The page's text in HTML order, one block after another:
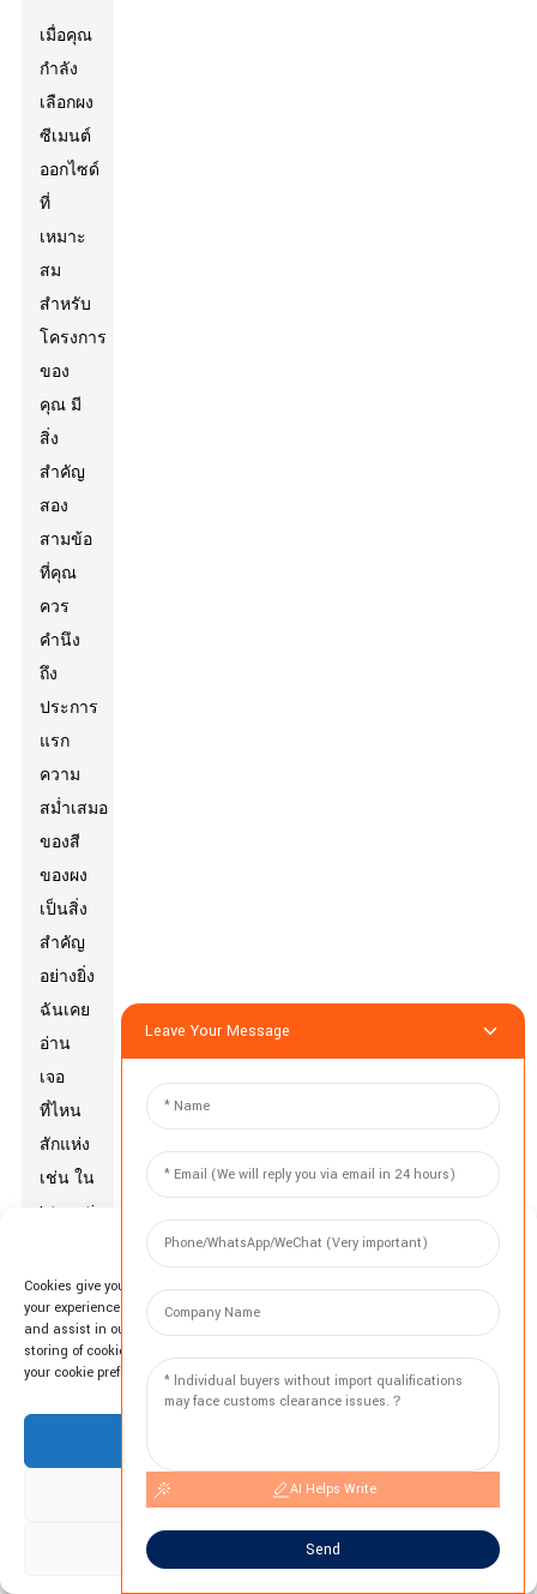
เมื่อคุณ
กำลัง
เลือกผง
ซีเมนต์
ออกไซด์
ที่
เหมาะ
สม
สำหรับ
โครงการ
ของ
คุณ มี
สิ่ง
สำคัญ
สอง
สามข้อ
ที่คุณ
ควร
คำนึง
ถึง
ประการ
แรก
ความ
สม่ำเสมอ
ของสี
ของผง
เป็นสิ่ง
สำคัญ
อย่างยิ่ง
ฉันเคย
อ่าน
เจอ
ที่ไหน
สักแห่ง
เช่น ใน
International
Review
ว่า
ความ
แตก
ต่าง
Leave Your Message
AI Helps Write
Send
Manage Cookie Consent
Cookies give you a personalized experience. Cookie files help us to enhance
your experience using our website, simplify navigation, keep our website safe,
and assist in our marketing efforts. By clicking "Accept", you agree to the
storing of cookies on your device for these purposes. Click "Adjust" to adjust
your cookie preferences. For more information, review our Cookies Policy.
Deny